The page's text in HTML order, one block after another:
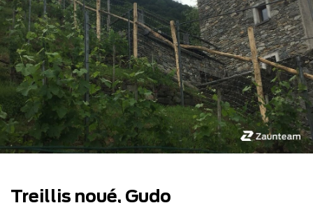
Treillis noué, Gudo